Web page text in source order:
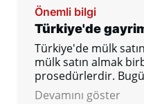
Önemli bilgi
Türkiye'de
Türkiye'de mülk
mülk satın almak
prosedürlerdir.
doğru ilk adımı atın!
Devamını göster